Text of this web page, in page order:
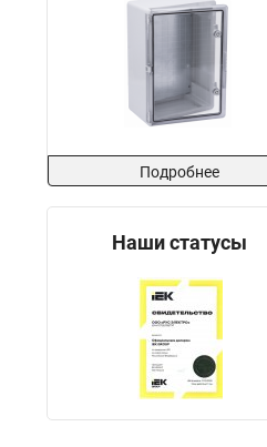
Подробнее
Наши статусы